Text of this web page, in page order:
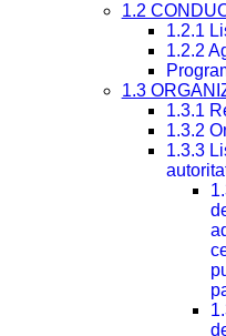
1.2
1.2.1
1.2.2
1.3
1.3.1
1.3.2
1.3.3